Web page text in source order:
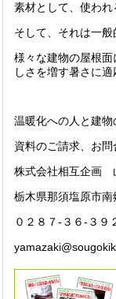
素材として、使われ
そして、それは一般
様々な建物の屋根
しさを増す暑さに
温暖化への人と建物
資料のご請求、お問
株式会社相互企画
栃木県那須塩原市南
０２８７-３６-３９